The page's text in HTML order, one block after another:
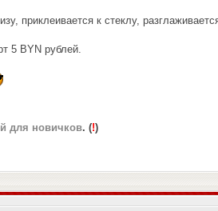
приклеивается к стеклу,
5 BYN рублей.
для новичков. (!)